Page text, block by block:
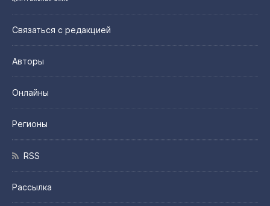
Связаться с редакцией
Авторы
Онлайны
Регионы
RSS
Рассылка